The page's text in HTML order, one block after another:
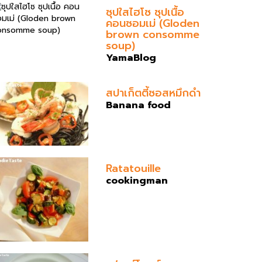
ซุปใสไฮโซ ซุปเนื้อ
คอนซอมเม่ (Gloden
brown consomme
soup)
YamaBlog
สปาเก็ตตี้ซอสหมึกดำ
Banana food
Ratatouille
cookingman